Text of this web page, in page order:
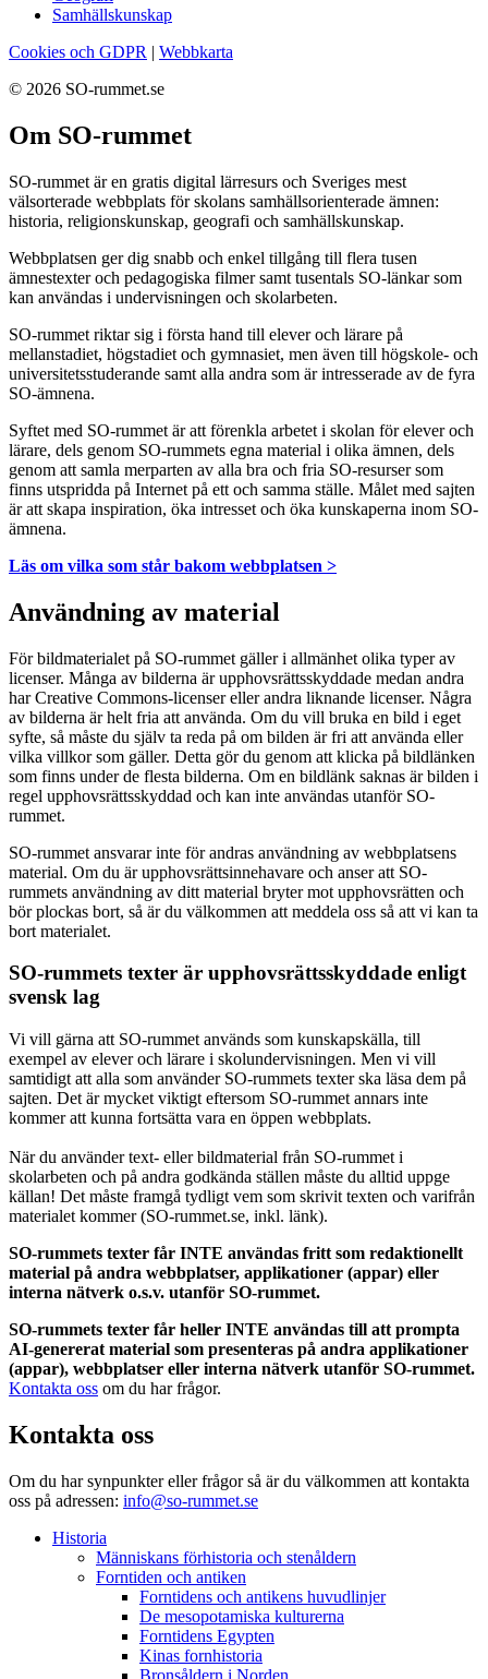
Samhällskunskap
Cookies och GDPR | Webbkarta
© 2026 SO-rummet.se
Om SO-rummet
SO-rummet är en gratis digital lärresurs och Sveriges mest
välsorterade webbplats för skolans samhällsorienterade ämnen:
historia, religionskunskap, geografi och samhällskunskap.
Webbplatsen ger dig snabb och enkel tillgång till flera tusen
ämnestexter och pedagogiska filmer samt tusentals SO-länkar som
kan användas i undervisningen och skolarbeten.
SO-rummet riktar sig i första hand till elever och lärare på
mellanstadiet, högstadiet och gymnasiet, men även till högskole- och
universitetsstuderande samt alla andra som är intresserade av de fyra
SO-ämnena.
Syftet med SO-rummet är att förenkla arbetet i skolan för elever och
lärare, dels genom SO-rummets egna material i olika ämnen, dels
genom att samla merparten av alla bra och fria SO-resurser som
finns utspridda på Internet på ett och samma ställe. Målet med sajten
är att skapa inspiration, öka intresset och öka kunskaperna inom SO-
ämnena.
Läs om vilka som står bakom webbplatsen >
Användning av material
För bildmaterialet på SO-rummet gäller i allmänhet olika typer av
licenser. Många av bilderna är upphovsrättsskyddade medan andra
har Creative Commons-licenser eller andra liknande licenser. Några
av bilderna är helt fria att använda. Om du vill bruka en bild i eget
syfte, så måste du själv ta reda på om bilden är fri att använda eller
vilka villkor som gäller. Detta gör du genom att klicka på bildlänken
som finns under de flesta bilderna. Om en bildlänk saknas är bilden i
regel upphovsrättsskyddad och kan inte användas utanför SO-
rummet.
SO-rummet ansvarar inte för andras användning av webbplatsens
material. Om du är upphovsrättsinnehavare och anser att SO-
rummets användning av ditt material bryter mot upphovsrätten och
bör plockas bort, så är du välkommen att meddela oss så att vi kan ta
bort materialet.
SO-rummets texter är upphovsrättsskyddade enligt
svensk lag
Vi vill gärna att SO-rummet används som kunskapskälla, till
exempel av elever och lärare i skolundervisningen. Men vi vill
samtidigt att alla som använder SO-rummets texter ska läsa dem på
sajten. Det är mycket viktigt eftersom SO-rummet annars inte
kommer att kunna fortsätta vara en öppen webbplats.
När du använder text- eller bildmaterial från SO-rummet i
skolarbeten och på andra godkända ställen måste du alltid uppge
källan! Det måste framgå tydligt vem som skrivit texten och varifrån
materialet kommer (SO-rummet.se, inkl. länk).
SO-rummets texter får INTE användas fritt som redaktionellt
material på andra webbplatser, applikationer (appar) eller
interna nätverk o.s.v. utanför SO-rummet.
SO-rummets texter får heller INTE användas till att prompta
AI-genererat material som presenteras på andra applikationer
(appar), webbplatser eller interna nätverk utanför SO-rummet.
Kontakta oss om du har frågor.
Kontakta oss
Om du har synpunkter eller frågor så är du välkommen att kontakta
oss på adressen: info@so-rummet.se
Historia
Människans förhistoria och stenåldern
Forntiden och antiken
Forntidens och antikens huvudlinjer
De mesopotamiska kulturerna
Forntidens Egypten
Kinas fornhistoria
Bronsåldern i Norden